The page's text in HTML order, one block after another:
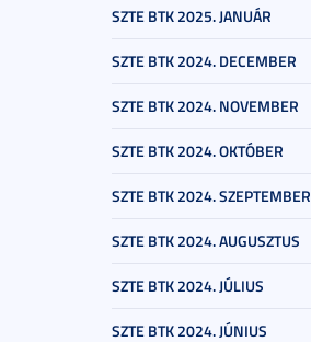
SZTE BTK 2025. JANUÁR
SZTE BTK 2024. DECEMBER
SZTE BTK 2024. NOVEMBER
SZTE BTK 2024. OKTÓBER
SZTE BTK 2024. SZEPTEMBER
SZTE BTK 2024. AUGUSZTUS
SZTE BTK 2024. JÚLIUS
SZTE BTK 2024. JÚNIUS